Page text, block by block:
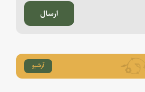
ارسال
آرشیو